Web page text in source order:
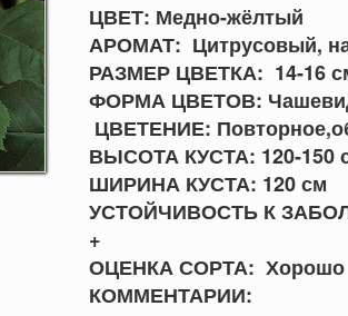
ЦВЕТ: Медно-жёлтый
АРОМАТ: Цитрусовый,
РАЗМЕР ЦВЕТКА: 14-16
ФОРМА ЦВЕТОВ:
ЦВЕТЕНИЕ:
ВЫСОТА КУСТА: 120-150
ШИРИНА КУСТА: 120 см
УСТОЙЧИВОСТЬ К
+
ОЦЕНКА СОРТА: Хорошо
КОММЕНТАРИИ: